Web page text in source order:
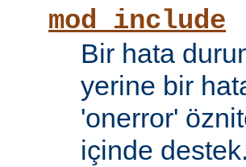
mod_include
Bir hata
yerine bir
'onerror'
içinde destek.